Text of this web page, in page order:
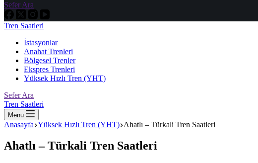
Sefer Ara
Tren Saatleri
İstasyonlar
Anahat Trenleri
Bölgesel Trenler
Ekspres Trenleri
Yüksek Hızlı Tren (YHT)
Sefer Ara
Tren Saatleri
Menu
Anasayfa Yüksek Hızlı Tren (YHT) Ahatlı – Türkali Tren Saatleri
Ahatlı – Türkali Tren Saatleri